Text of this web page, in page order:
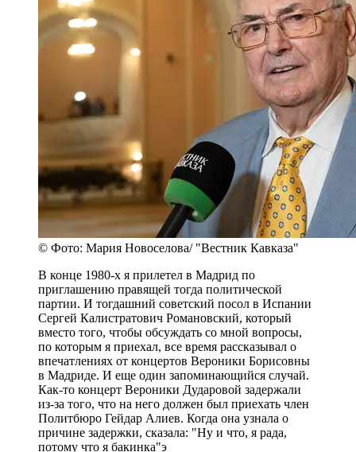
© Фото: Мария Новоселова/ "Вестник Кавказа"
В конце 1980-х я прилетел в Мадрид по
приглашению правящей тогда политической
партии. И тогдашний советский посол в Испании
Сергей Калистратович Романовский, который
вместо того, чтобы обсуждать со мной вопросы,
по которым я приехал, все время рассказывал о
впечатлениях от концертов Вероники Борисовны
в Мадриде. И еще один запоминающийся случай.
Как-то концерт Вероники Дударовой задержали
из-за того, что на него должен был приехать член
Политбюро Гейдар Алиев. Когда она узнала о
причине задержки, сказала: "Ну и что, я рада,
потому что я бакинка"э